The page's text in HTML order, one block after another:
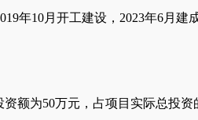
年10月开工建设，2023年6月
额为50万元，占项目实际总投资